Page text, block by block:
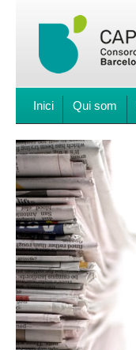
Inici Qui som